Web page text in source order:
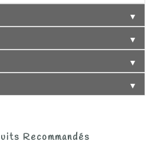
▼
▼
▼
▼
Recommandés